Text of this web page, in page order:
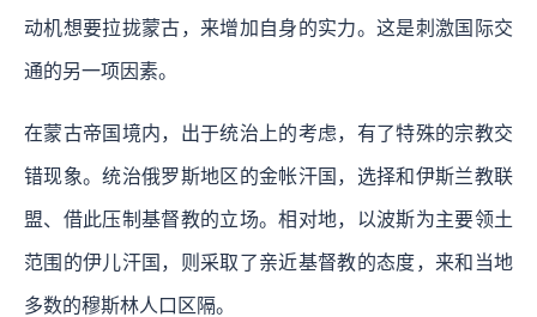
动机想要拉拢蒙古，来增加自身的实力。这是刺激国际交
通的另一项因素。
在蒙古帝国境内，出于统治上的考虑，有了特殊的宗教交
错现象。统治俄罗斯地区的金帐汗国，选择和伊斯兰教联
盟、借此压制基督教的立场。相对地，以波斯为主要领土
范围的伊儿汗国，则采取了亲近基督教的态度，来和当地
多数的穆斯林人口区隔。